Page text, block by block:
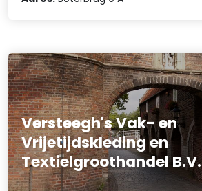
Versteegh's Vak- en
Vrijetijdskleding en
Textielgroothandel B.V.